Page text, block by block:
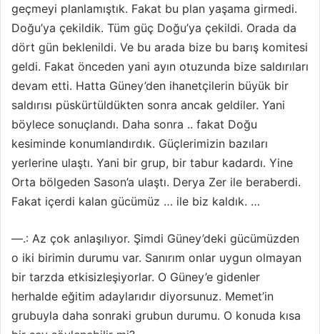
geçmeyi planlamıştık. Fakat bu plan yaşama girmedi.
Doğu’ya çekildik. Tüm güç Doğu’ya çekildi. Orada da
dört gün beklenildi. Ve bu arada bize bu barış komitesi
geldi. Fakat önceden yani ayın otuzunda bize saldırıları
devam etti. Hatta Güney’den ihanetçilerin büyük bir
saldırısı püskürtüldükten sonra ancak geldiler. Yani
böylece sonuçlandı. Daha sonra .. fakat Doğu
kesiminde konumlandırdık. Güçlerimizin bazıları
yerlerine ulaştı. Yani bir grup, bir tabur kadardı. Yine
Orta bölgeden Sason’a ulaştı. Derya Zer ile beraberdi.
Fakat içerdi kalan gücümüz … ile biz kaldık. …
—.: Az çok anlaşılıyor. Şimdi Güney’deki gücümüzden
o iki birimin durumu var. Sanırım onlar uygun olmayan
bir tarzda etkisizleşiyorlar. O Güney’e gidenler
herhalde eğitim adaylarıdır diyorsunuz. Memet’in
grubuyla daha sonraki grubun durumu. O konuda kısa